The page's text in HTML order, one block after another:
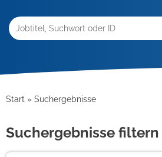
Start Suchergebnisse
Suchergebnisse filtern